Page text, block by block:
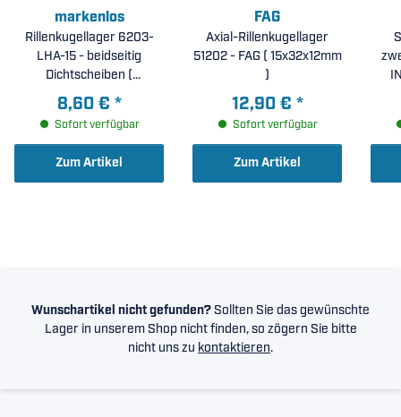
markenlos
Rillenkugellager 6203-
LHA-15 - beidseitig
Dichtscheiben (
15x40x12mm )
8,60 € *
Sofort verfügbar
Zum Artikel
FAG
Axial-Rillenkugellager
51202 - FAG ( 15x32x12mm
)
12,90 € *
Sofort verfügbar
Zum Artikel
Wunschartikel nicht gefunden? Sollten Sie das gewünschte
Lager in unserem Shop nicht finden, so zögern Sie bitte
nicht uns zu kontaktieren.